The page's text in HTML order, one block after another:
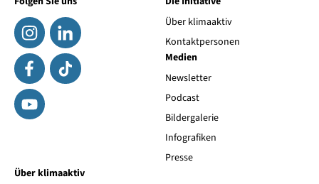
Über klimaaktiv
Kontaktpersonen
Medien
Newsletter
Podcast
Bildergalerie
Infografiken
Presse
Über klimaaktiv